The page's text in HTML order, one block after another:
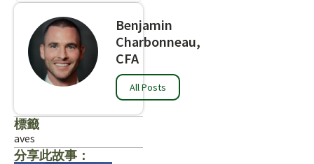
Benjamin
Charbonneau,
CFA
All Posts
標籤
aves
分享此故事：